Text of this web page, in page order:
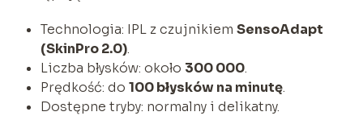
Technologia: IPL z czujnikiem SensoAdapt
(SkinPro 2.0).
Liczba błysków: około 300 000.
Prędkość: do 100 błysków na minutę.
Dostępne tryby: normalny i delikatny.